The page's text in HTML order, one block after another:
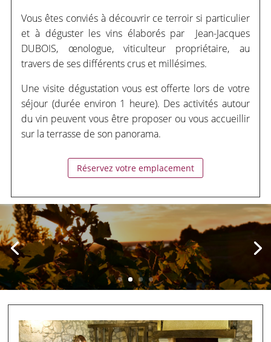
Vous êtes conviés à découvrir ce terroir si particulier
et à déguster les vins élaborés par Jean-Jacques
DUBOIS, œnologue, viticulteur propriétaire, au
travers de ses différents crus et millésimes.
Une visite dégustation vous est offerte lors de votre
séjour (durée environ 1 heure). Des activités autour
du vin peuvent vous être proposer ou vous accueillir
sur la terrasse de son panorama.
Réservez votre emplacement